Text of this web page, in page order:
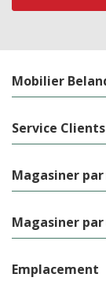
Mobilier
Service Clients
Magasiner
Magasiner
Emplacement